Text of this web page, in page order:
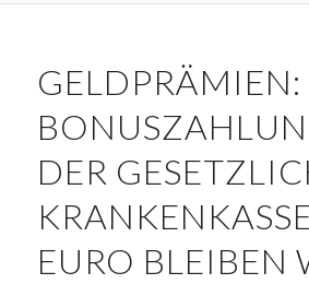
GELDPRÄMIEN:
DER
EURO BLEIBEN